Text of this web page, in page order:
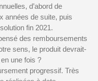
d’abord de
années de suite, puis
fin 2021.
des remboursements
sens, le produit devrait-
une fois ?
progressif. Très